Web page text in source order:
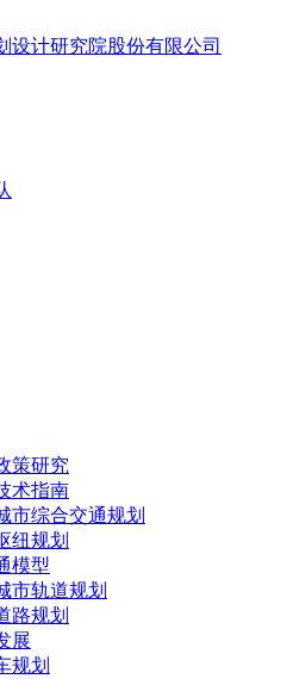
策研究
术指南
市综合交通规划
纽规划
模型
市轨道规划
路规划
展
规划